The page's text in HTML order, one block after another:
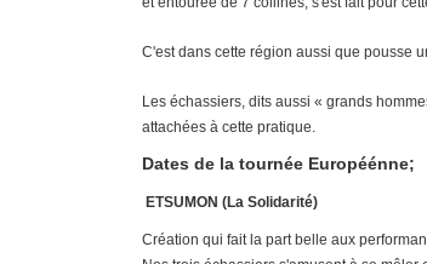
C'est dans cette région aussi que pousse
Les échassiers, dits aussi « grands
attachées à cette pratique.
Dates de la tournée Européénne;
ETSUMON (La Solidarité)
Création qui fait la part belle aux